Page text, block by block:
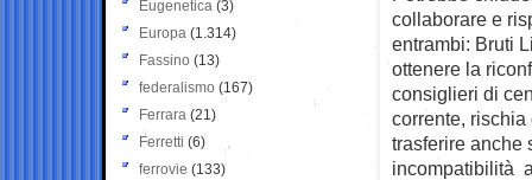
collaborare e
entrambi: Bruti
ottenere la
consiglieri di
corrente,
trasferire anche
incompatibilità
Eugenetica (3)
Europa (1.314)
Fassino (13)
federalismo (167)
Ferrara (21)
Ferretti (6)
ferrovie (133)